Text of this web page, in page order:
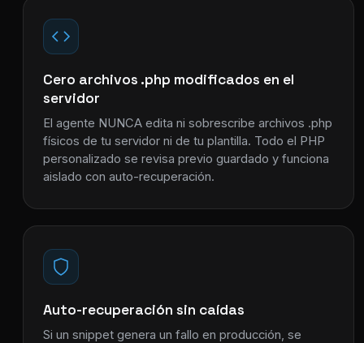
Cero archivos .php modificados en el
servidor
El agente NUNCA edita ni sobrescribe archivos .php
físicos de tu servidor ni de tu plantilla. Todo el PHP
personalizado se revisa previo guardado y funciona
aislado con auto-recuperación.
Auto-recuperación sin caídas
Si un snippet genera un fallo en producción, se